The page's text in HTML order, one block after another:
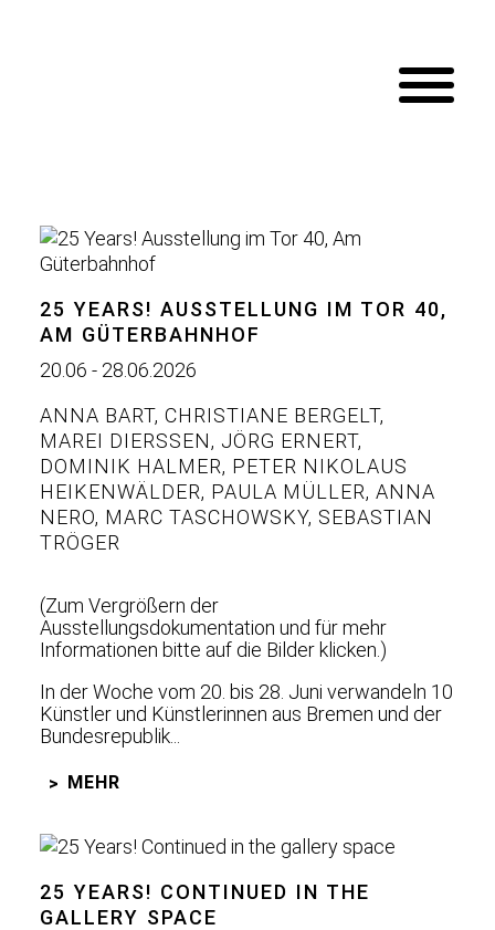
25 YEARS! AUSSTELLUNG IM TOR 40,
AM GÜTERBAHNHOF
20.06 - 28.06.2026
ANNA BART, CHRISTIANE BERGELT,
MAREI DIERSSEN
, JÖRG ERNERT,
DOMINIK HALMER, PETER NIKOLAUS
HEIKENWÄLDER, PAULA MÜLLER, ANNA
NERO, MARC TASCHOWSKY, SEBASTIAN
TRÖGER
(Zum Vergrößern der
Ausstellungsdokumentation und für mehr
Informationen bitte auf die Bilder klicken.)
In der Woche vom 20. bis 28. Juni verwandeln 10
Künstler und Künstlerinnen aus Bremen und der
Bundesrepublik...
MEHR
25 YEARS! CONTINUED IN THE
GALLERY SPACE